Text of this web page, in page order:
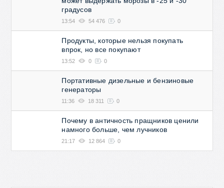
градусов
13:54 54 476 0
Продукты, которые нельзя покупать
впрок, но все покупают
13:52 0 0
Портативные дизельные и бензиновые
генераторы
11:36 18 311 0
Почему в античность пращников ценили
намного больше, чем лучников
21:17 12 864 0